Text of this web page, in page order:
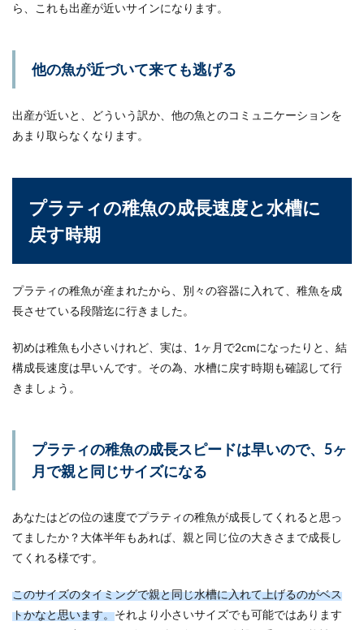
ら、これも出産が近いサインになります。
他の魚が近づいて来ても逃げる
出産が近いと、どういう訳か、他の魚とのコミュニケーションを
あまり取らなくなります。
プラティの稚魚の成長速度と水槽に
戻す時期
プラティの稚魚が産まれたから、別々の容器に入れて、稚魚を成
長させている段階迄に行きました。
初めは稚魚も小さいけれど、実は、1ヶ月で2cmになったりと、結
構成長速度は早いんです。その為、水槽に戻す時期も確認して行
きましょう。
プラティの稚魚の成長スピードは早いので、5ヶ
月で親と同じサイズになる
あなたはどの位の速度でプラティの稚魚が成長してくれると思っ
てましたか？大体半年もあれば、親と同じ位の大きさまで成長し
てくれる様です。
このサイズのタイミングで親と同じ水槽に入れて上げるのがベス
トかなと思います。それより小さいサイズでも可能ではあります